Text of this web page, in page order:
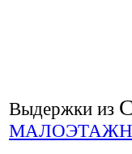
Выдержки из